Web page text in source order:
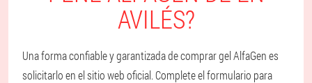
AVILÉS?
Una forma confiable y garantizada de comprar gel AlfaGen es
solicitarlo en el sitio web oficial. Complete el formulario para